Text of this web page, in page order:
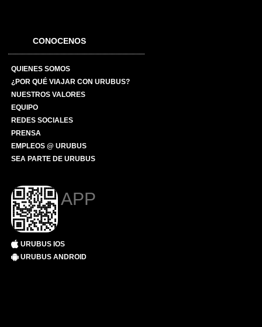
CONOCENOS
QUIENES SOMOS
¿POR QUÉ VIAJAR CON URUBUS?
NUESTROS VALORES
EQUIPO
REDES SOCIALES
PRENSA
EMPLEOS @ URUBUS
SEA PARTE DE URUBUS
APP
URUBUS IOS
URUBUS ANDROID